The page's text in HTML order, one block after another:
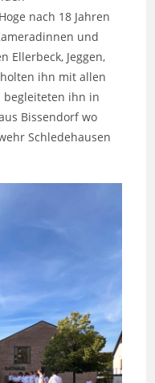
nach 18 Jahren
und
Ellerbeck, Jeggen,
ihn mit allen
begleiteten ihn in
Bissendorf wo
Schledehausen